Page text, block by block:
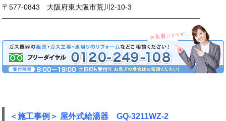
〒577-0843 大阪府東大阪市荒川2-10-3
━━━━━━━━━━━━━━━━━━━━━━━━━━━━
＜施工事例＞ 屋外式給湯器 GQ-3211WZ-2